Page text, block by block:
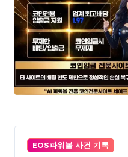
EOS파워볼 사건 기록